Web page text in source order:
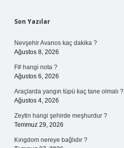
Sidebar
Son Yazılar
Nevşehir Avanos kaç dakika ?
Ağustos 8, 2026
F# hangi nota ?
Ağustos 6, 2026
Araçlarda yangın tüpü kaç tane olmalı ?
Ağustos 4, 2026
Zeytin hangi şehirde meşhurdur ?
Temmuz 29, 2026
Kıngdom nereye bağlıdır ?